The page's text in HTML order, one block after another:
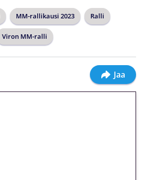
MM-rallikausi 2023 Ralli
Viron MM-ralli
Jaa